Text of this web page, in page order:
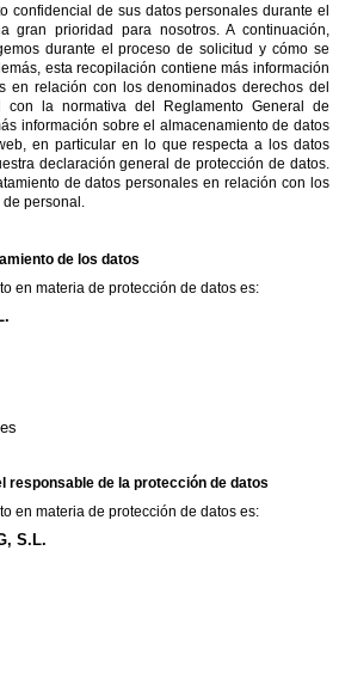
confidencial de sus datos personales durante el
gran prioridad para nosotros. A continuación,
durante el proceso de solicitud y cómo se
esta recopilación contiene más información
en relación con los denominados derechos del
con la normativa del Reglamento General de
información sobre el almacenamiento de datos
en particular en lo que respecta a los datos
declaración general de protección de datos.
de datos personales en relación con los
personal.
de los datos
en materia de protección de datos es:
responsable de la protección de datos
en materia de protección de datos es:
S.L.